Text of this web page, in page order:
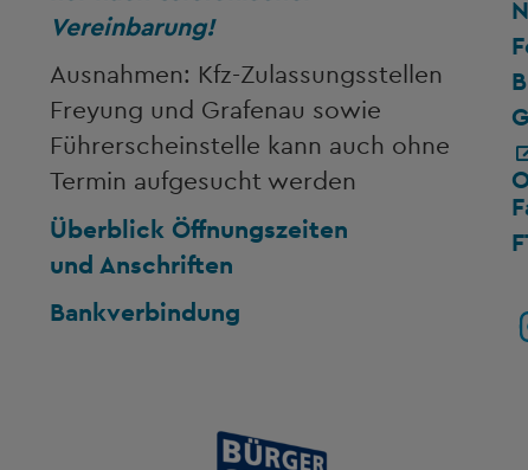
Vereinbarung!
Ausnahmen: Kfz-Zulassungsstellen
Freyung und Grafenau sowie
Führerscheinstelle kann auch ohne
Termin aufgesucht werden
Überblick Öffnungszeiten
und Anschriften
Bankverbindung